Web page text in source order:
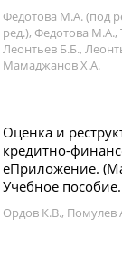
Федотова М.А. (под
ред.), Федотова М.А.,
Леонтьев Б.Б.,
Мамаджанов Х.А.
Оценка и
кредитно-
еПриложение.
Учебное пособие.
Ордов К.В., Помулев